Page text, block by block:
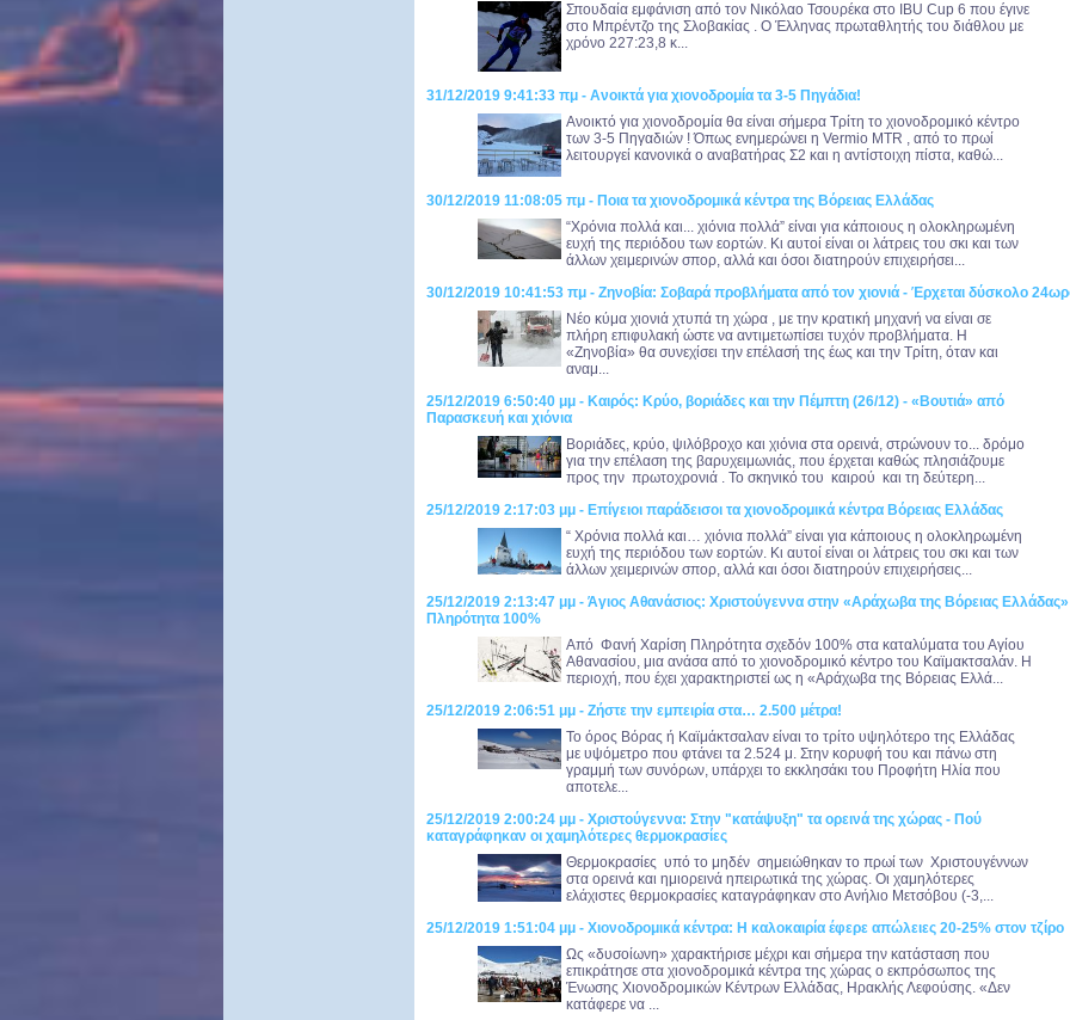
Σπουδαία εμφάνιση από τον Νικόλαο Τσουρέκα στο IBU Cup 6 που έγινε
στο Μπρέντζο της Σλοβακίας . Ο Έλληνας πρωταθλητής του διάθλου με
χρόνο 227:23,8 κ...
31/12/2019 9:41:33 πμ - Ανοικτά για χιονοδρομία τα 3-5 Πηγάδια!
Ανοικτό για χιονοδρομία θα είναι σήμερα Τρίτη το χιονοδρομικό κέντρο
των 3-5 Πηγαδιών ! Όπως ενημερώνει η Vermio MTR , από το πρωί
λειτουργεί κανονικά ο αναβατήρας Σ2 και η αντίστοιχη πίστα, καθώ...
30/12/2019 11:08:05 πμ - Ποια τα χιονοδρομικά κέντρα της Βόρειας Ελλάδας
“Χρόνια πολλά και... χιόνια πολλά” είναι για κάποιους η ολοκληρωμένη
ευχή της περιόδου των εορτών. Κι αυτοί είναι οι λάτρεις του σκι και των
άλλων χειμερινών σπορ, αλλά και όσοι διατηρούν επιχειρήσει...
30/12/2019 10:41:53 πμ - Ζηνοβία: Σοβαρά προβλήματα από τον χιονιά - Έρχεται δύσκολο
Νέο κύμα χιονιά χτυπά τη χώρα , με την κρατική μηχανή να είναι σε
πλήρη επιφυλακή ώστε να αντιμετωπίσει τυχόν προβλήματα. Η
«Ζηνοβία» θα συνεχίσει την επέλασή της έως και την Τρίτη, όταν και
αναμ...
25/12/2019 6:50:40 μμ - Καιρός: Κρύο, βοριάδες και την Πέμπτη (26/12) - «Βουτιά» από
Παρασκευή και χιόνια
Βοριάδες, κρύο, ψιλόβροχο και χιόνια στα ορεινά, στρώνουν το... δρόμο
για την επέλαση της βαρυχειμωνιάς, που έρχεται καθώς πλησιάζουμε
προς την πρωτοχρονιά . Το σκηνικό του καιρού και τη δεύτερη...
25/12/2019 2:17:03 μμ - Επίγειοι παράδεισοι τα χιονοδρομικά κέντρα Βόρειας Ελλάδας
“ Χρόνια πολλά και… χιόνια πολλά” είναι για κάποιους η ολοκληρωμένη
ευχή της περιόδου των εορτών. Κι αυτοί είναι οι λάτρεις του σκι και των
άλλων χειμερινών σπορ, αλλά και όσοι διατηρούν επιχειρήσεις...
25/12/2019 2:13:47 μμ - Άγιος Αθανάσιος: Χριστούγεννα στην «Αράχωβα της Βόρειας
Πληρότητα 100%
Από Φανή Χαρίση Πληρότητα σχεδόν 100% στα καταλύματα του Αγίου
Αθανασίου, μια ανάσα από το χιονοδρομικό κέντρο του Καϊμακτσαλάν. Η
περιοχή, που έχει χαρακτηριστεί ως η «Αράχωβα της Βόρειας Ελλά...
25/12/2019 2:06:51 μμ - Ζήστε την εμπειρία στα… 2.500 μέτρα!
Το όρος Βόρας ή Καϊμάκτσαλαν είναι το τρίτο υψηλότερο της Ελλάδας
με υψόμετρο που φτάνει τα 2.524 μ. Στην κορυφή του και πάνω στη
γραμμή των συνόρων, υπάρχει το εκκλησάκι του Προφήτη Ηλία που
αποτελε...
25/12/2019 2:00:24 μμ - Χριστούγεννα: Στην "κατάψυξη" τα ορεινά της χώρας - Πού
καταγράφηκαν οι χαμηλότερες θερμοκρασίες
Θερμοκρασίες υπό το μηδέν σημειώθηκαν το πρωί των Χριστουγέννων
στα ορεινά και ημιορεινά ηπειρωτικά της χώρας. Οι χαμηλότερες
ελάχιστες θερμοκρασίες καταγράφηκαν στο Ανήλιο Μετσόβου (-3,...
25/12/2019 1:51:04 μμ - Χιονοδρομικά κέντρα: Η καλοκαιρία έφερε απώλειες 20-25% στον τζίρο
Ως «δυσοίωνη» χαρακτήρισε μέχρι και σήμερα την κατάσταση που
επικράτησε στα χιονοδρομικά κέντρα της χώρας ο εκπρόσωπος της
Ένωσης Χιονοδρομικών Κέντρων Ελλάδας, Ηρακλής Λεφούσης. «Δεν
κατάφερε να ...